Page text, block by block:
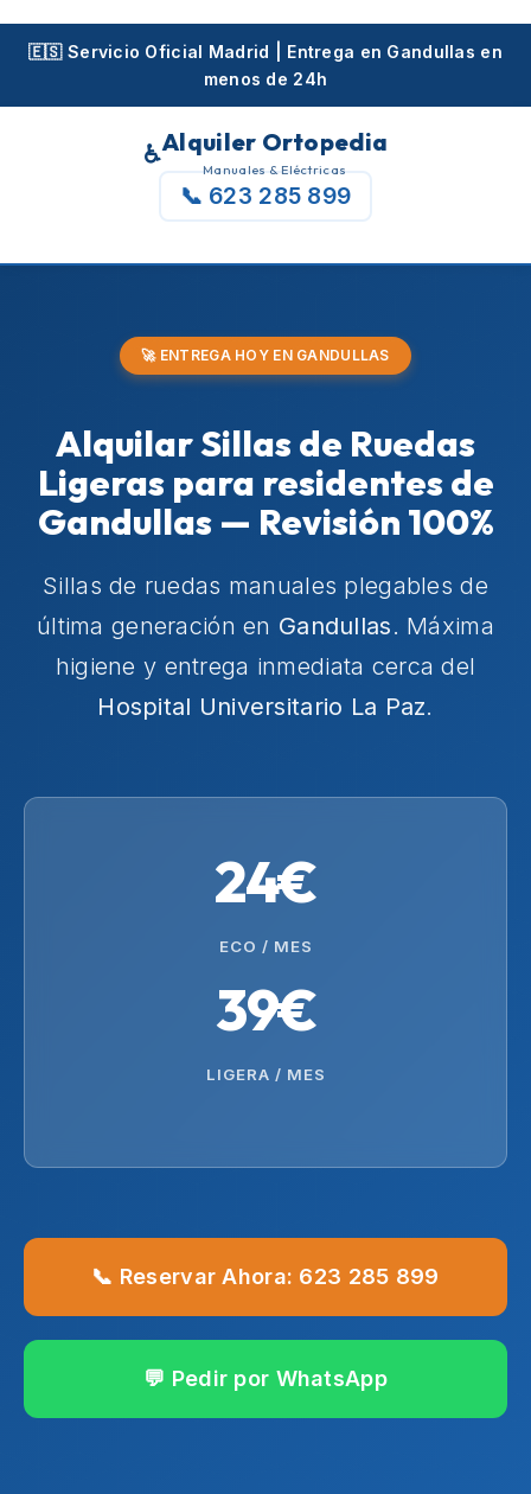
Skip
🇪🇸 Servicio Oficial Madrid | Entrega en Gandullas en
menos de 24h
♿Alquiler Ortopedia
Manuales & Eléctricas
📞 623 285 899
🚀 ENTREGA HOY EN GANDULLAS
Alquilar Sillas de Ruedas
Ligeras para residentes de
Gandullas — Revisión 100%
Sillas de ruedas manuales plegables de
última generación en Gandullas. Máxima
higiene y entrega inmediata cerca del
Hospital Universitario La Paz.
24€
ECO / MES
39€
LIGERA / MES
📞 Reservar Ahora: 623 285 899
💬 Pedir por WhatsApp